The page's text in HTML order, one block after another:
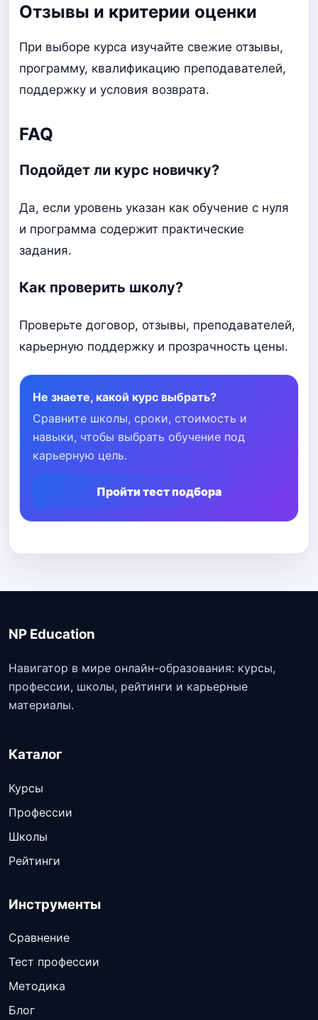
Отзывы и критерии оценки
При выборе курса изучайте свежие отзывы,
программу, квалификацию преподавателей,
поддержку и условия возврата.
FAQ
Подойдет ли курс новичку?
Да, если уровень указан как обучение с нуля
и программа содержит практические
задания.
Как проверить школу?
Проверьте договор, отзывы, преподавателей,
карьерную поддержку и прозрачность цены.
Не знаете, какой курс выбрать?
Сравните школы, сроки, стоимость и
навыки, чтобы выбрать обучение под
карьерную цель.
Пройти тест подбора
NP Education
Навигатор в мире онлайн-образования: курсы,
профессии, школы, рейтинги и карьерные
материалы.
Каталог
Курсы
Профессии
Школы
Рейтинги
Инструменты
Сравнение
Тест профессии
Методика
Блог